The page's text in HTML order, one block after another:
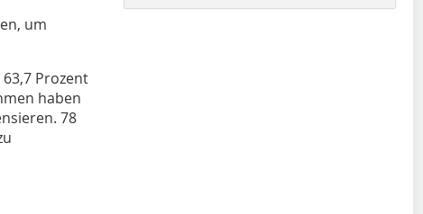
um
Prozent
haben
78